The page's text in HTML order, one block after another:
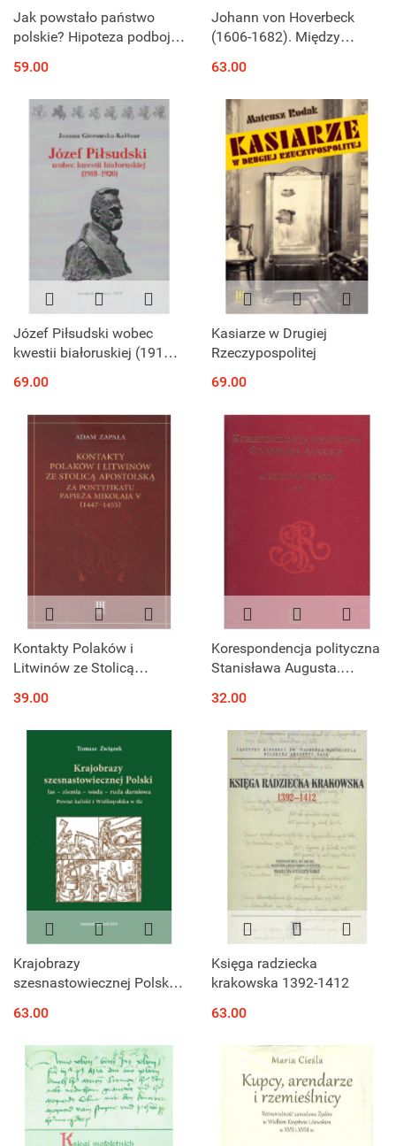
Jak powstało państwo
polskie? Hipoteza podboju
i XX wieku
59.00
Johann von Hoverbeck
(1606-1682). Między
Olsztynkiem i Warszawą.
50 lat w służbie
dyplomatycznej ...
63.00
Józef Piłsudski wobec
kwestii białoruskiej (1918-
69.00
Kasiarze w Drugiej
Rzeczypospolitej
69.00
Kontakty Polaków i
Litwinów ze Stolicą
papieża Mikołaja V (1447 -
39.00
Korespondencja polityczna
Stanisława Augusta.
32.00
Krajobrazy
szesnastowiecznej Polski
ruda darniowa. Powiat
kaliski i Wielkopolska w tle
63.00
Księga radziecka
krakowska 1392-1412
63.00